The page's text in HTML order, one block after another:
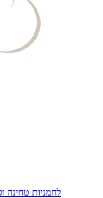
לחמניות טחינה